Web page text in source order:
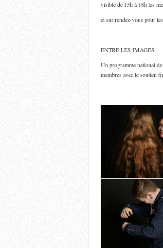
visible de 15h à 18h les
et sur rendez-vous pour
ENTRE LES IMAGES
Un programme national
membres avec le soutien